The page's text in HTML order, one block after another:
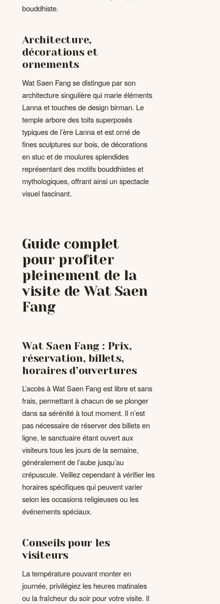
bouddhiste.
Architecture,
décorations et
ornements
Wat Saen Fang se distingue par son
architecture singulière qui marie éléments
Lanna et touches de design birman. Le
temple arbore des toits superposés
typiques de l’ère Lanna et est orné de
fines sculptures sur bois, de décorations
en stuc et de moulures splendides
représentant des motifs bouddhistes et
mythologiques, offrant ainsi un spectacle
visuel fascinant.
Guide complet
pour profiter
pleinement de la
visite de Wat Saen
Fang
Wat Saen Fang : Prix,
réservation, billets,
horaires d’ouvertures
L’accès à Wat Saen Fang est libre et sans
frais, permettant à chacun de se plonger
dans sa sérénité à tout moment. Il n’est
pas nécessaire de réserver des billets en
ligne, le sanctuaire étant ouvert aux
visiteurs tous les jours de la semaine,
généralement de l’aube jusqu’au
crépuscule. Veillez cependant à vérifier les
horaires spécifiques qui peuvent varier
selon les occasions religieuses ou les
événements spéciaux.
Conseils pour les
visiteurs
La température pouvant monter en
journée, privilégiez les heures matinales
ou la fraîcheur du soir pour votre visite. Il